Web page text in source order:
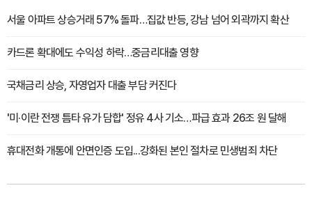
서울 아파트 상승거래 57% 돌파…집값 반등, 강남 넘어 외곽까지 확산
카드론 확대에도 수익성 하락…중금리대출 영향
국채금리 상승, 자영업자 대출 부담 커진다
'미·이란 전쟁 틈타 유가 담합' 정유 4사 기소…파급 효과 26조 원 달해
휴대전화 개통에 안면인증 도입...강화된 본인 절차로 민생범죄 차단